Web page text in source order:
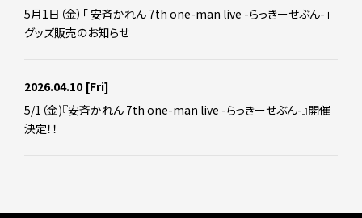
5月1日（金）「 安斉かれん 7th one-man live -らっきーせぶん-」
グッズ販売のお知らせ
2026.04.10 [Fri]
5/1（金)『安斉かれん 7th one-man live -らっきーせぶん-』開催
決定！！